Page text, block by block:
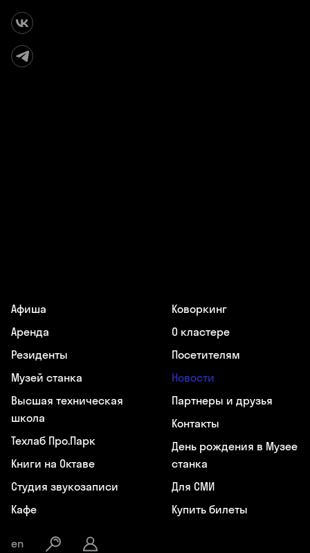
Афиша
Аренда
Резиденты
Музей станка
Высшая техническая
школа
Техлаб Про.Парк
Книги на Октаве
Студия звукозаписи
Кафе
Коворкинг
О кластере
Посетителям
Новости
Партнеры и друзья
Контакты
День рождения в Музее
станка
Для СМИ
Купить билеты
en